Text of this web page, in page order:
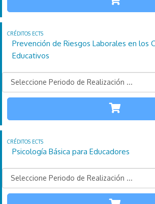
110 4Créditos
Más información
Prevención de Riesgos Laborales en los
Educativos
110 4Créditos
Más información
Psicología Básica para Educadores